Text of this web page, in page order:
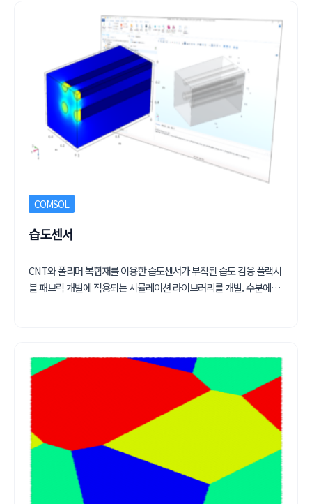
COMSOL
습도센서
CNT와 폴리머 복합재를 이용한 습도센서가 부착된 습도 감응 플랙시
블 패브릭 개발에 적용되는 시뮬레이션 라이브러리를 개발. 수분에…